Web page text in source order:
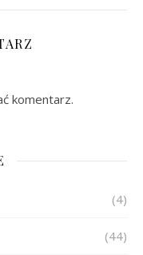
komentarz.
(4)
(44)